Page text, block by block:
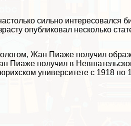
сильно интересовался
опубликовал несколько
Жан Пиаже получил
Пиаже получил в
университете с 1918 по